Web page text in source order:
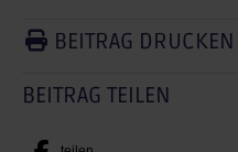
BEITRAG DRUCKEN
BEITRAG TEILEN